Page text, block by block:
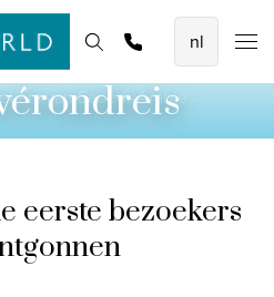
Curaçao
Mauritius
Thema's Promoties
Offerte aanvragen
Saoedi-
eerste bezoekers